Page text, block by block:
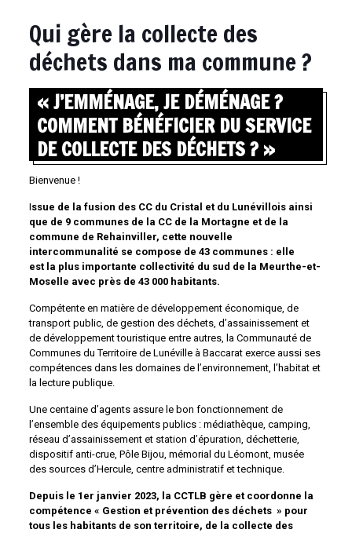
Qui gère la collecte des
déchets dans ma commune ?
« J’EMMÉNAGE, JE DÉMÉNAGE ?
COMMENT BÉNÉFICIER DU SERVICE
DE COLLECTE DES DÉCHETS ? »
Bienvenue !
Issue de la fusion des CC du Cristal et du Lunévillois ainsi
que de 9 communes de la CC de la Mortagne et de la
commune de Rehainviller, cette nouvelle
intercommunalité se compose de 43 communes : elle
est la plus importante collectivité du sud de la Meurthe-et-
Moselle avec près de 43 000 habitants.
Compétente en matière de développement économique, de
transport public, de gestion des déchets, d’assainissement et
de développement touristique entre autres, la Communauté de
Communes du Territoire de Lunéville à Baccarat exerce aussi ses
compétences dans les domaines de l’environnement, l’habitat et
la lecture publique.
Une centaine d’agents assure le bon fonctionnement de
l’ensemble des équipements publics : médiathèque, camping,
réseau d’assainissement et station d’épuration, déchetterie,
dispositif anti-crue, Pôle Bijou, mémorial du Léomont, musée
des sources d’Hercule, centre administratif et technique.
Depuis le 1er janvier 2023, la CCTLB gère et coordonne la
compétence « Gestion et prévention des déchets » pour
tous les habitants de son territoire, de la collecte des